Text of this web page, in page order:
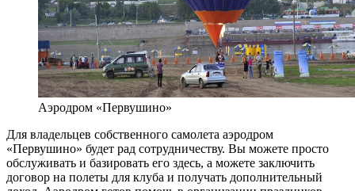
Аэродром «Первушино»
Для владельцев собственного самолета аэродром
«Первушино» будет рад сотрудничеству. Вы можете просто
обслуживать и базировать его здесь, а можете заключить
договор на полеты для клуба и получать дополнительный